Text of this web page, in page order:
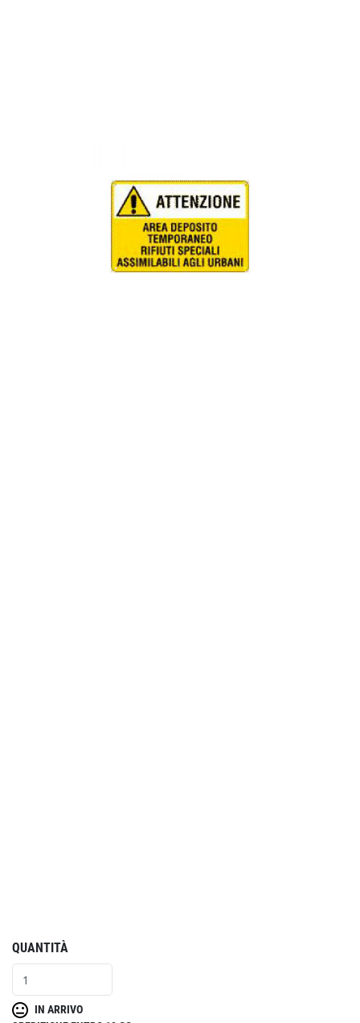
QUANTITÀ
IN ARRIVO